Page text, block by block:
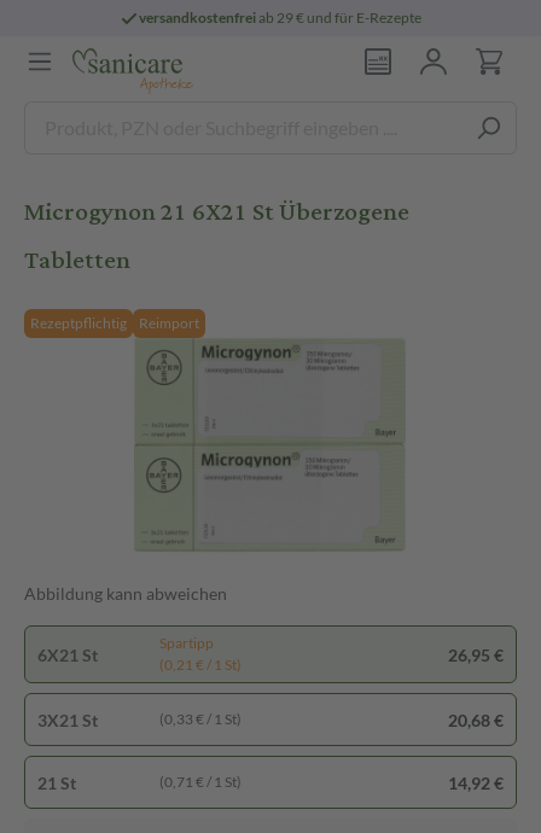
versandkostenfreiab 29 € und für E-Rezepte
Microgynon 21 6X21 St Überzogene
Tabletten
Rezeptpflichtig Reimport
Abbildung kann abweichen
6X21 St
Spartipp
(0,21 € / 1 St)
26,95 €
3X21 St (0,33 € / 1 St) 20,68 €
21 St (0,71 € / 1 St) 14,92 €